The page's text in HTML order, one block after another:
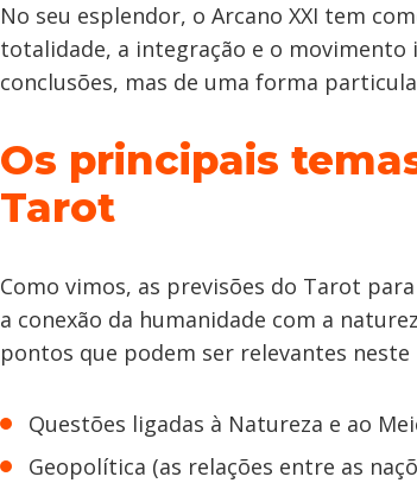
No seu esplendor, o Arcano XXI tem
totalidade, a integração e o
conclusões, mas de uma forma
Os principais
Tarot
Como vimos, as previsões do Tarot
a conexão da humanidade com a
pontos que podem ser relevantes neste
Questões ligadas à Natureza e ao
Geopolítica (as relações entre as